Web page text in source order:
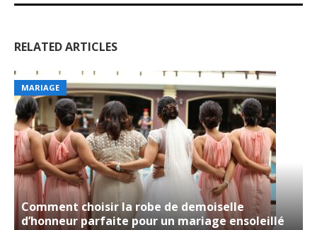
RELATED ARTICLES
MARIAGE
Comment choisir la robe de demoiselle
d’honneur parfaite pour un mariage ensoleillé